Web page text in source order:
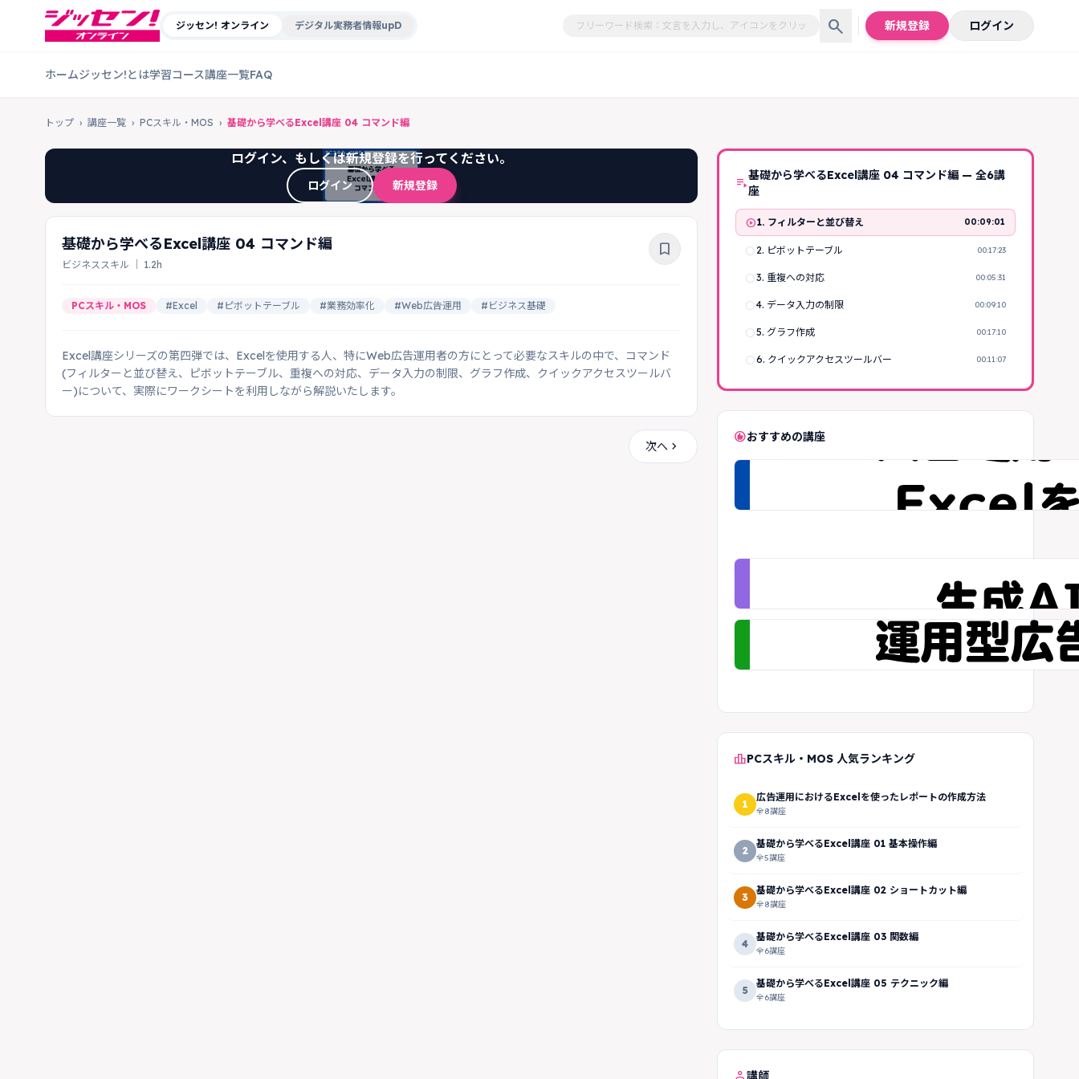
ジッセン! オンライン デジタル実務者情報upD search 新規登録 ログイン
ホームジッセン!とは学習コース講座一覧FAQ
トップ › 講座一覧 › PCスキル・MOS › 基礎から学べるExcel講座 04 コマンド編
ログイン、もしくは新規登録を行ってください。
ログイン 新規登録
基礎から学べるExcel講座 04 コマンド編
ビジネススキル ｜ 1.2h
bookmark_border
PCスキル・MOS #Excel #ピボットテーブル #業務効率化 #Web広告運用 #ビジネス基礎
Excel講座シリーズの第四弾では、Excelを使用する人、特にWeb広告運用者の方にとって必要なスキルの中で、コマンド
(フィルターと並び替え、ピボットテーブル、重複への対応、データ入力の制限、グラフ作成、クイックアクセスツールバ
ー)について、実際にワークシートを利用しながら解説いたします。
次へ chevron_right
playlist_play基礎から学べるExcel講座 04 コマンド編 — 全6講
座
play_circle1. フィルターと並び替え 00:09:01
radio_button_unchecked 2. ピボットテーブル 00:17:23
radio_button_unchecked3. 重複への対応 00:05:31
radio_button_unchecked4. データ入力の制限 00:09:10
radio_button_unchecked5. グラフ作成 00:17:10
radio_button_unchecked6. クイックアクセスツールバー 00:11:07
recommendおすすめの講座
leaderboardPCスキル・MOS 人気ランキング
1
広告運用におけるExcelを使ったレポートの作成方法
全8講座
2
基礎から学べるExcel講座 01 基本操作編
全5講座
3
基礎から学べるExcel講座 02 ショートカット編
全8講座
4
基礎から学べるExcel講座 03 関数編
全6講座
5
基礎から学べるExcel講座 05 テクニック編
全6講座
person講師